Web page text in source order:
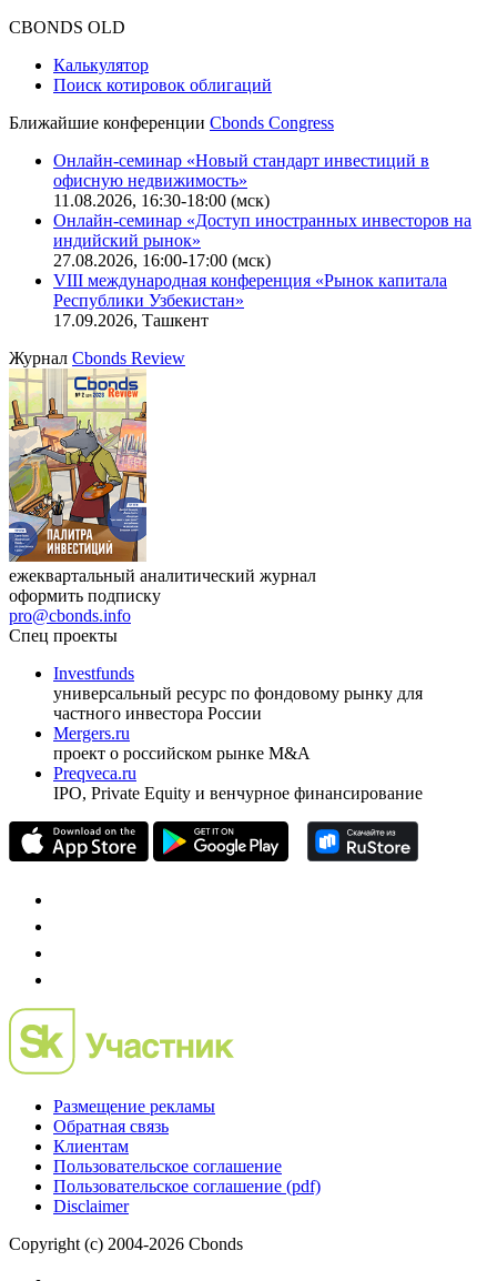
CBONDS OLD
Калькулятор
Поиск котировок облигаций
Ближайшие конференции Cbonds Congress
Онлайн-семинар «Новый стандарт инвестиций в
офисную недвижимость»
11.08.2026, 16:30-18:00 (мск)
Онлайн-семинар «Доступ иностранных инвесторов на
индийский рынок»
27.08.2026, 16:00-17:00 (мск)
VIII международная конференция «Рынок капитала
Республики Узбекистан»
17.09.2026, Ташкент
Журнал Cbonds Review
ежеквартальный аналитический журнал
оформить подписку
pro@cbonds.info
Спец проекты
Investfunds
универсальный ресурс по фондовому рынку для
частного инвестора России
Mergers.ru
проект о российском рынке M&A
Preqveca.ru
IPO, Private Equity и венчурное финансирование
Размещение рекламы
Обратная связь
Клиентам
Пользовательское соглашение
Пользовательское соглашение (pdf)
Disclaimer
Copyright (c) 2004-2026 Cbonds